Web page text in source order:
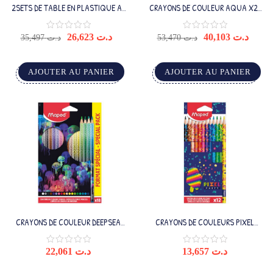
2SETS DE TABLE EN PLASTIQUE A3
A COLORIER
د.ت35,497 د.ت 26,623
AJOUTER AU PANIER
CRAYONS DE COULEUR AQUA X24
+PINCEAU
د.ت53,470 د.ت 40,103
AJOUTER AU PANIER
CRAYONS DE COULEUR DEEPSEA
PARADISE X18
د.ت
CRAYONS DE COULEURS PIXEL
PARTY X12
د.ت